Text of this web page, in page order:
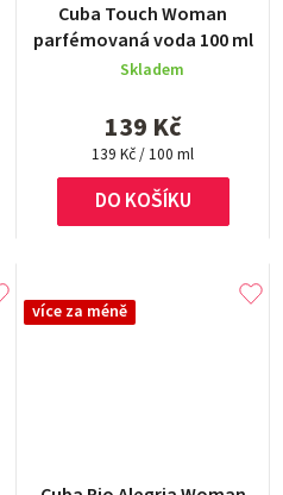
Cuba Touch Woman
parfémovaná voda 100 ml
Skladem
139 Kč
Měrná
cena:
139 Kč / 100 ml
DO KOŠÍKU
více za méně